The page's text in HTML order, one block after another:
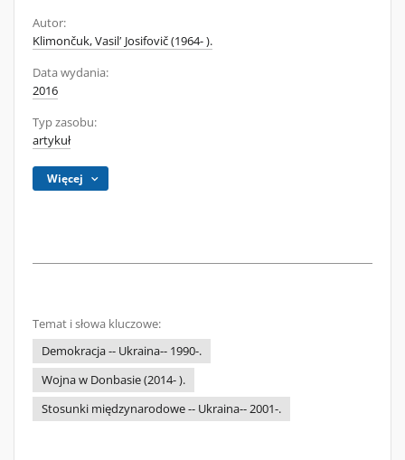
Autor:
Klimončuk, Vasilʹ Josifovič (1964- ).
Data wydania:
2016
Typ zasobu:
artykuł
Więcej
Temat i słowa kluczowe:
Demokracja -- Ukraina-- 1990-.
Wojna w Donbasie (2014- ).
Stosunki międzynarodowe -- Ukraina-- 2001-.